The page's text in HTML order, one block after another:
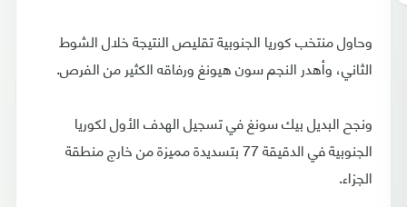
وحاول منتخب كوريا الجنوبية تقليص النتيجة خلال الشوط
الثاني، وأهدر النجم سون هيونغ ورفاقه الكثير من الفرص.
ونجح البديل بيك سونغ في تسجيل الهدف الأول لكوريا
الجنوبية في الدقيقة 77 بتسديدة مميزة من خارج منطقة
الجزاء.